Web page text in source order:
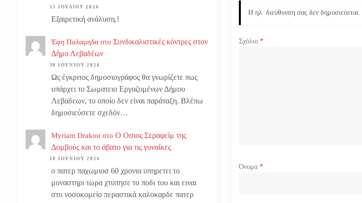
η
σ
ω
Η ηλ. διεύθυνση σας δεν δημοσιεύεται.
Σχόλιο*
Όνομα*
13 ΙΟΥΛΊΟΥ 2026
Εξαιρετική ανάλυση.!
Έφη Παλαμηδα στο Συνδικαλιστικές κόντρες στον
Δήμο Λεβαδέων
30 ΙΟΥΝΊΟΥ 2026
Ως έγκριτος δημοσιογράφος θα γνωρίζετε πως
υπάρχει το Σωματειο Εργαζομένων Δήμου
Λεβαδεων, το οποίο δεν είναι παράταξη. Βλέπω
δημοσιεύσετε σχεδόν…
Myriam Drakou στο Ο Οσιος Σεραφείμ της
Δομβούς και το άβατο για τις γυναίκες
10 ΙΟΥΝΊΟΥ 2026
ο πατερ παχωμιοσ 60 χρονια υπηρετει το
μοναστηρι τωρα χτυπησε το ποδι του και ειναι
στο νοσοκομείο περαστικά καλοκαρδε πατερ